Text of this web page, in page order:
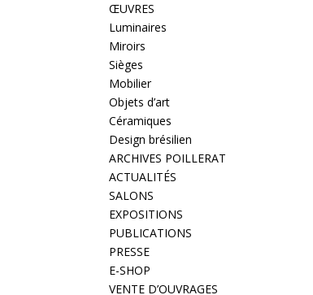
ŒUVRES
Luminaires
Miroirs
Sièges
Mobilier
Objets d’art
Céramiques
Design brésilien
ARCHIVES POILLERAT
ACTUALITÉS
SALONS
EXPOSITIONS
PUBLICATIONS
PRESSE
E-SHOP
VENTE D’OUVRAGES